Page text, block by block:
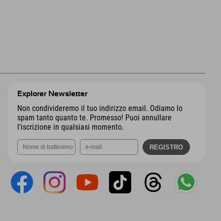
Explorer Newsletter
Non condivideremo il tuo indirizzo email. Odiamo lo
spam tanto quanto te. Promesso! Puoi annullare
l'iscrizione in qualsiasi momento.